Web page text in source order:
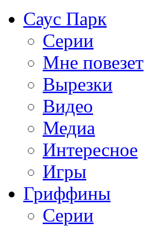
Саус Парк
Серии
Мне повезет
Вырезки
Видео
Медиа
Интересное
Игры
Гриффины
Серии